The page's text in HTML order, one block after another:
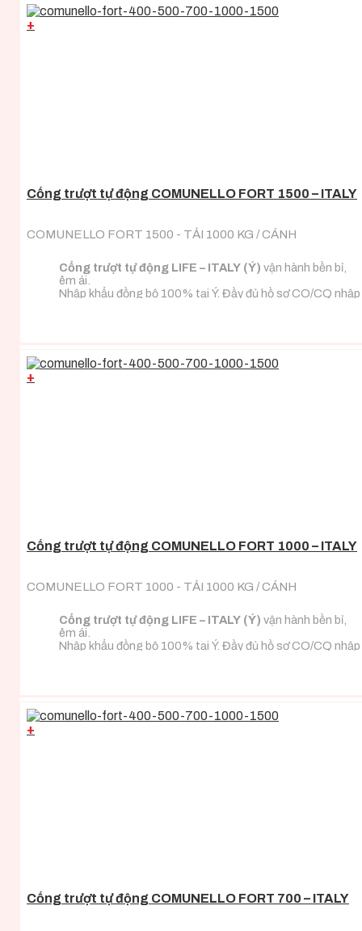
+
Cổng trượt tự động COMUNELLO FORT 1500 – ITALY
COMUNELLO FORT 1500 - TẢI 1000 KG / CÁNH
Cổng trượt tự động LIFE – ITALY (Ý) vận hành bền bỉ,
êm ái.
Nhập khẩu đồng bộ 100% tại Ý. Đầy đủ hồ sơ CO/CQ nhập
+
Cổng trượt tự động COMUNELLO FORT 1000 – ITALY
COMUNELLO FORT 1000 - TẢI 1000 KG / CÁNH
Cổng trượt tự động LIFE – ITALY (Ý) vận hành bền bỉ,
êm ái.
Nhập khẩu đồng bộ 100% tại Ý. Đầy đủ hồ sơ CO/CQ nhập
+
Cổng trượt tự động COMUNELLO FORT 700 – ITALY